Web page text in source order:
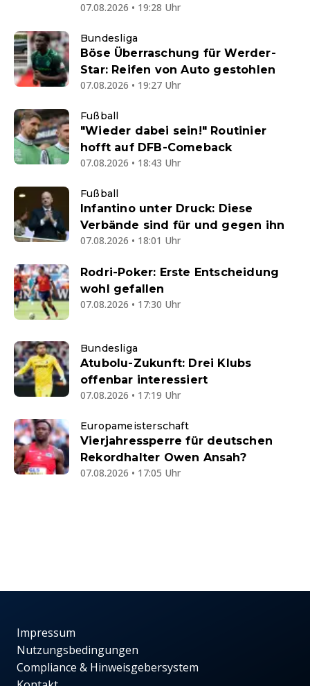
07.08.2026 • 19:28 Uhr
Bundesliga
Böse Überraschung für Werder-
Star: Reifen von Auto gestohlen
07.08.2026 • 19:27 Uhr
Fußball
"Wieder dabei sein!" Routinier
hofft auf DFB-Comeback
07.08.2026 • 18:43 Uhr
Fußball
Infantino unter Druck: Diese
Verbände sind für und gegen ihn
07.08.2026 • 18:01 Uhr
Rodri-Poker: Erste Entscheidung
wohl gefallen
07.08.2026 • 17:30 Uhr
Bundesliga
Atubolu-Zukunft: Drei Klubs
offenbar interessiert
07.08.2026 • 17:19 Uhr
Europameisterschaft
Vierjahressperre für deutschen
Rekordhalter Owen Ansah?
07.08.2026 • 17:05 Uhr
Impressum
Nutzungsbedingungen
Compliance & Hinweisgebersystem